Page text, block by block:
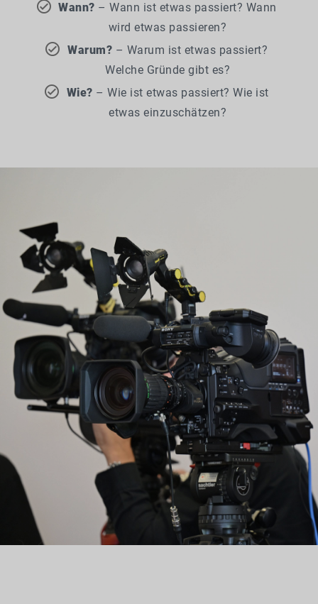
Wann? – Wann ist etwas passiert? Wann
wird etwas passieren?
Warum? – Warum ist etwas passiert?
Welche Gründe gibt es?
Wie? – Wie ist etwas passiert? Wie ist
etwas einzuschätzen?